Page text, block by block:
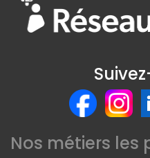
Nos métiers les